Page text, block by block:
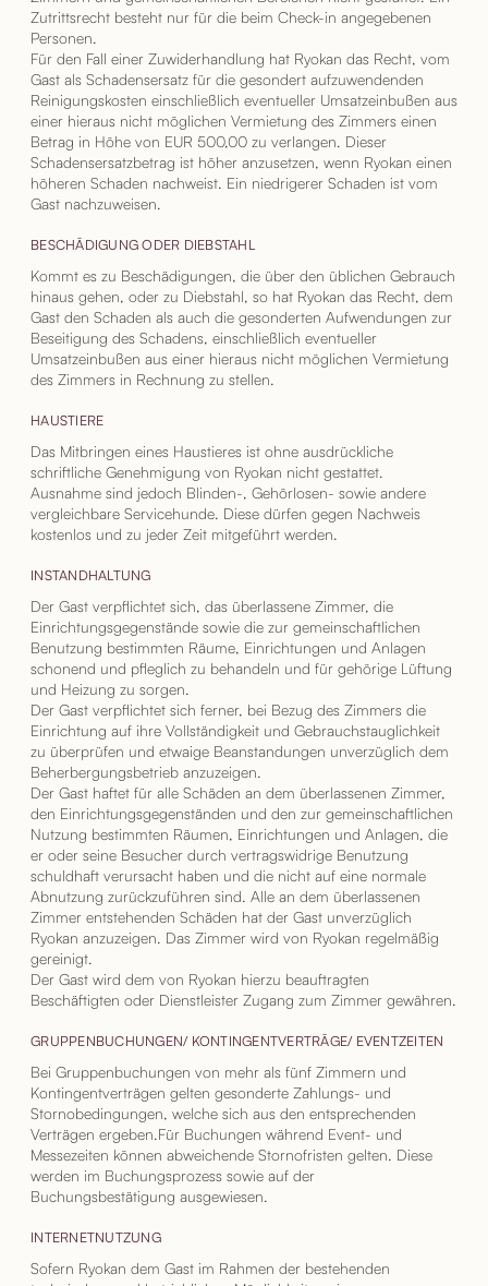
Zutrittsrecht besteht nur für die beim Check-in angegebenen
Personen.
Für den Fall einer Zuwiderhandlung hat Ryokan das Recht, vom
Gast als Schadensersatz für die gesondert aufzuwendenden
Reinigungskosten einschließlich eventueller Umsatzeinbußen aus
einer hieraus nicht möglichen Vermietung des Zimmers einen
Betrag in Höhe von EUR 500,00 zu verlangen. Dieser
Schadensersatzbetrag ist höher anzusetzen, wenn Ryokan einen
höheren Schaden nachweist. Ein niedrigerer Schaden ist vom
Gast nachzuweisen.
BESCHÄDIGUNG ODER DIEBSTAHL
Kommt es zu Beschädigungen, die über den üblichen Gebrauch
hinaus gehen, oder zu Diebstahl, so hat Ryokan das Recht, dem
Gast den Schaden als auch die gesonderten Aufwendungen zur
Beseitigung des Schadens, einschließlich eventueller
Umsatzeinbußen aus einer hieraus nicht möglichen Vermietung
des Zimmers in Rechnung zu stellen.
HAUSTIERE
Das Mitbringen eines Haustieres ist ohne ausdrückliche
schriftliche Genehmigung von Ryokan nicht gestattet.
Ausnahme sind jedoch Blinden-, Gehörlosen- sowie andere
vergleichbare Servicehunde. Diese dürfen gegen Nachweis
kostenlos und zu jeder Zeit mitgeführt werden.
INSTANDHALTUNG
Der Gast verpflichtet sich, das überlassene Zimmer, die
Einrichtungsgegenstände sowie die zur gemeinschaftlichen
Benutzung bestimmten Räume, Einrichtungen und Anlagen
schonend und pfleglich zu behandeln und für gehörige Lüftung
und Heizung zu sorgen.
Der Gast verpflichtet sich ferner, bei Bezug des Zimmers die
Einrichtung auf ihre Vollständigkeit und Gebrauchstauglichkeit
zu überprüfen und etwaige Beanstandungen unverzüglich dem
Beherbergungsbetrieb anzuzeigen.
Der Gast haftet für alle Schäden an dem überlassenen Zimmer,
den Einrichtungsgegenständen und den zur gemeinschaftlichen
Nutzung bestimmten Räumen, Einrichtungen und Anlagen, die
er oder seine Besucher durch vertragswidrige Benutzung
schuldhaft verursacht haben und die nicht auf eine normale
Abnutzung zurückzuführen sind. Alle an dem überlassenen
Zimmer entstehenden Schäden hat der Gast unverzüglich
Ryokan anzuzeigen. Das Zimmer wird von Ryokan regelmäßig
gereinigt.
Der Gast wird dem von Ryokan hierzu beauftragten
Beschäftigten oder Dienstleister Zugang zum Zimmer gewähren.
GRUPPENBUCHUNGEN/ KONTINGENTVERTRÄGE/ EVENTZEITEN
Bei Gruppenbuchungen von mehr als fünf Zimmern und
Kontingentverträgen gelten gesonderte Zahlungs- und
Stornobedingungen, welche sich aus den entsprechenden
Verträgen ergeben.Für Buchungen während Event- und
Messezeiten können abweichende Stornofristen gelten. Diese
werden im Buchungsprozess sowie auf der
Buchungsbestätigung ausgewiesen.
INTERNETNUTZUNG
Sofern Ryokan dem Gast im Rahmen der bestehenden